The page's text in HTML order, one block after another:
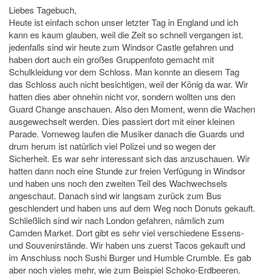
Liebes Tagebuch,
Heute ist einfach schon unser letzter Tag in England und ich
kann es kaum glauben, weil die Zeit so schnell vergangen ist.
jedenfalls sind wir heute zum Windsor Castle gefahren und
haben dort auch ein großes Gruppenfoto gemacht mit
Schulkleidung vor dem Schloss. Man konnte an diesem Tag
das Schloss auch nicht besichtigen, weil der König da war. Wir
hatten dies aber ohnehin nicht vor, sondern wollten uns den
Guard Change anschauen. Also den Moment, wenn die Wachen
ausgewechselt werden. Dies passiert dort mit einer kleinen
Parade. Vorneweg laufen die Musiker danach die Guards und
drum herum ist natürlich viel Polizei und so wegen der
Sicherheit. Es war sehr interessant sich das anzuschauen. Wir
hatten dann noch eine Stunde zur freien Verfügung in Windsor
und haben uns noch den zweiten Teil des Wachwechsels
angeschaut. Danach sind wir langsam zurück zum Bus
geschlendert und haben uns auf dem Weg noch Donuts gekauft.
Schließlich sind wir nach London gefahren, nämlich zum
Camden Market. Dort gibt es sehr viel verschiedene Essens-
und Souvenirstände. Wir haben uns zuerst Tacos gekauft und
im Anschluss noch Sushi Burger und Humble Crumble. Es gab
aber noch vieles mehr, wie zum Beispiel Schoko-Erdbeeren.